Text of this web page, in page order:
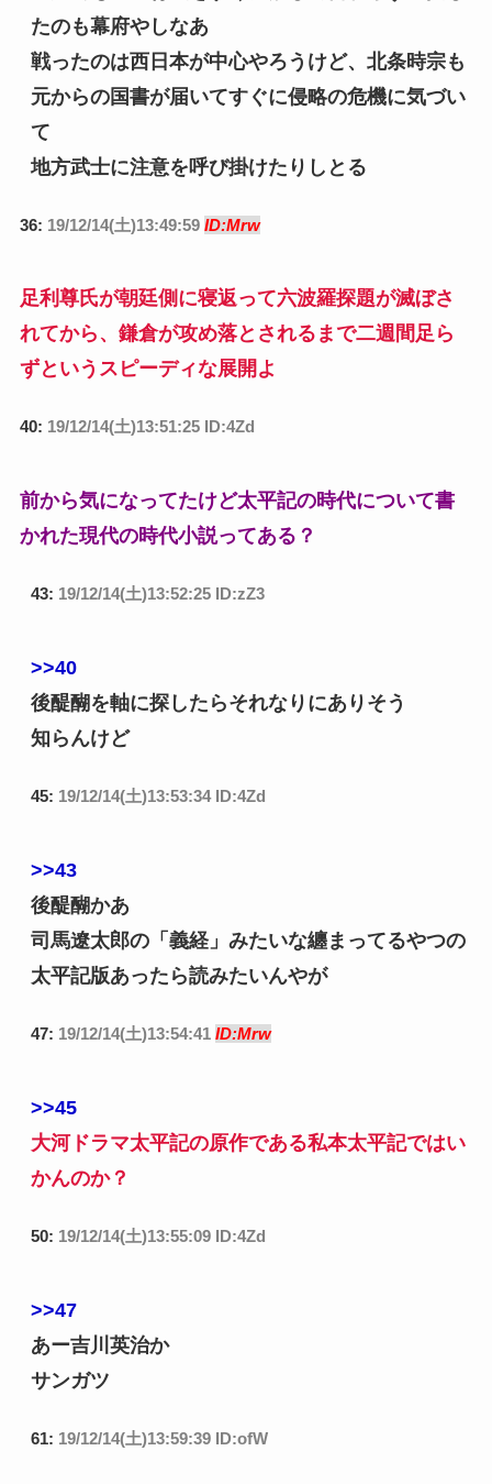
たのも幕府やしなあ
戦ったのは西日本が中心やろうけど、北条時宗も
元からの国書が届いてすぐに侵略の危機に気づい
て
地方武士に注意を呼び掛けたりしとる
36: 19/12/14(土)13:49:59 ID:Mrw
足利尊氏が朝廷側に寝返って六波羅探題が滅ぼさ
れてから、鎌倉が攻め落とされるまで二週間足ら
ずというスピーディな展開よ
40: 19/12/14(土)13:51:25 ID:4Zd
前から気になってたけど太平記の時代について書
かれた現代の時代小説ってある？
43: 19/12/14(土)13:52:25 ID:zZ3
>>40
後醍醐を軸に探したらそれなりにありそう
知らんけど
45: 19/12/14(土)13:53:34 ID:4Zd
>>43
後醍醐かあ
司馬遼太郎の「義経」みたいな纏まってるやつの
太平記版あったら読みたいんやが
47: 19/12/14(土)13:54:41 ID:Mrw
>>45
大河ドラマ太平記の原作である私本太平記ではい
かんのか？
50: 19/12/14(土)13:55:09 ID:4Zd
>>47
あー吉川英治か
サンガツ
61: 19/12/14(土)13:59:39 ID:ofW